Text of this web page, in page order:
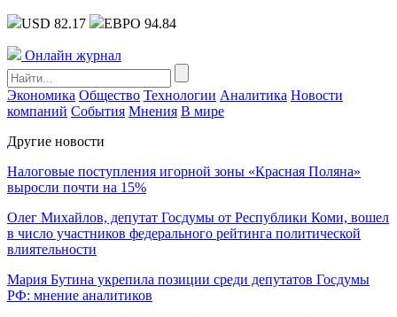
USD 82.17 ЕВРО 94.84
Онлайн журнал
Экономика Общество Технологии Аналитика Новости
компаний События Мнения В мире
Другие новости
Налоговые поступления игорной зоны «Красная Поляна»
выросли почти на 15%
Олег Михайлов, депутат Госдумы от Республики Коми, вошел
в число участников федерального рейтинга политической
влиятельности
Мария Бутина укрепила позиции среди депутатов Госдумы
РФ: мнение аналитиков